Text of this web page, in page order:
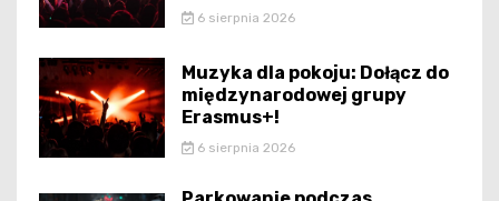
6 sierpnia 2026
Muzyka dla pokoju: Dołącz do
międzynarodowej grupy
Erasmus+!
6 sierpnia 2026